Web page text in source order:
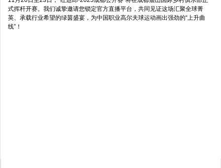
式挥杆开赛。我们诚挚邀请您锁定官方直播平台，共同见证这场汇聚全球菁
英、承载行业希望的绿茵盛宴，为中国职业高尔夫球运动画出强劲的“上升曲
线”！